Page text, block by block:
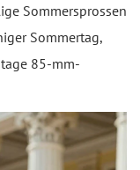
Sommersprossen
Sommertag,
85-mm-